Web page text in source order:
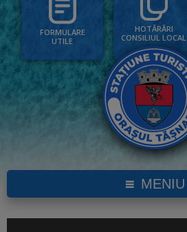
FORMULARE
UTILE
HOTĂRÂRI
CONSILIUL LOCAL
MENIU